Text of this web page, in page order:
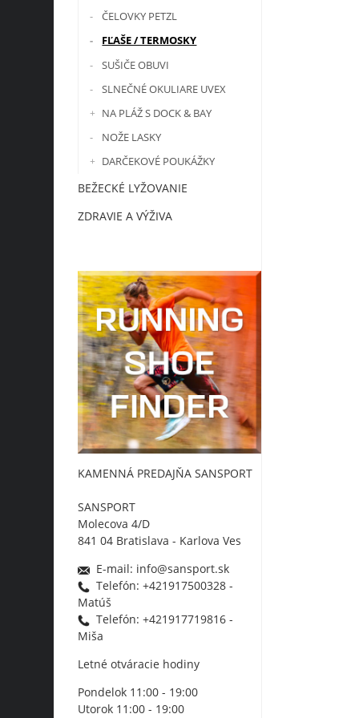
ČELOVKY PETZL
FĽAŠE / TERMOSKY
SUŠIČE OBUVI
SLNEČNÉ OKULIARE UVEX
NA PLÁŽ S DOCK & BAY
NOŽE LASKY
DARČEKOVÉ POUKÁŽKY
BEŽECKÉ LYŽOVANIE
ZDRAVIE A VÝŽIVA
KAMENNÁ PREDAJŇA SANSPORT
SANSPORT
Molecova 4/D
841 04 Bratislava - Karlova Ves
E-mail: info@sansport.sk
Telefón: +421917500328 -
Matúš
Telefón: +421917719816 -
Miša
Letné otváracie hodiny
Pondelok 11:00 - 19:00
Utorok 11:00 - 19:00